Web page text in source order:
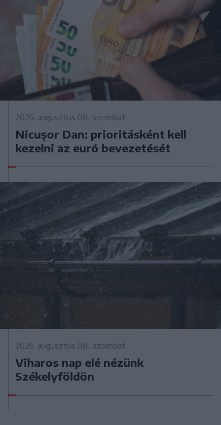
2026. augusztus 08., szombat
Nicușor Dan: prioritásként kell
kezelni az euró bevezetését
2026. augusztus 08., szombat
Viharos nap elé nézünk
Székelyföldön